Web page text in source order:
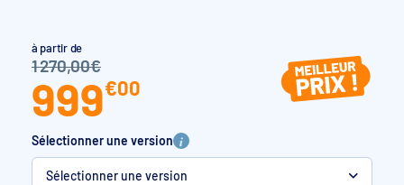
à partir de
1 270,00€
999€00
Sélectionner une version
Sélectionner une version